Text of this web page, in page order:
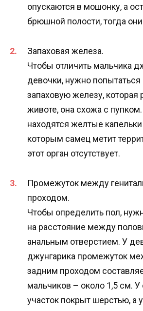
опускаются в мошонку, а
брюшной полости, тогда
Запаховая железа.
Чтобы отличить мальчика
девочки, нужно попытаться
запаховую железу, которая
животе, она схожа с
находятся желтые капельки
которым самец метит
этот орган отсутствует.
Промежуток между
проходом.
Чтобы определить пол,
на расстояние между
анальным отверстием. У
джунгарика промежуток
задним проходом
мальчиков – около 1,5 см. У
участок покрыт шерстью, а